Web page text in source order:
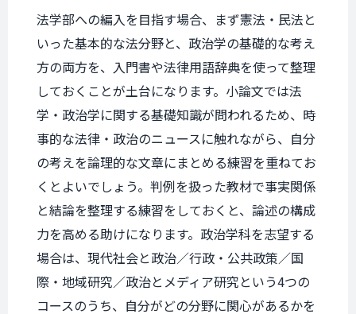
法学部への編入を目指す場合、まず憲法・民法と
いった基本的な法分野と、政治学の基礎的な考え
方の両方を、入門書や法律用語辞典を使って整理
しておくことが土台になります。小論文では法
学・政治学に関する基礎知識が問われるため、時
事的な法律・政治のニュースに触れながら、自分
の考えを論理的な文章にまとめる練習を重ねてお
くとよいでしょう。判例を扱った教材で事実関係
と結論を整理する練習をしておくと、論述の構成
力を高める助けになります。政治学科を志望する
場合は、現代社会と政治／行政・公共政策／国
際・地域研究／政治とメディア研究という4つの
コースのうち、自分がどの分野に関心があるかを